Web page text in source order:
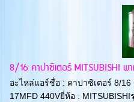
8/16 คาปาซิเตอร์ MITSUBISHI พ
อะไหล่แอร์ชื่อ : คาปาซิเตอร์ 8/16
17MFD 440Vยี่ห้อ :